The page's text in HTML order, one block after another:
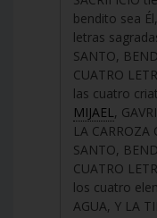
bendito sea
letras
SANTO,
CUATRO
las cuatro
MIJAEL ,
LA CARROZA
SANTO,
CUATRO
los cuatro
AGUA, Y LA